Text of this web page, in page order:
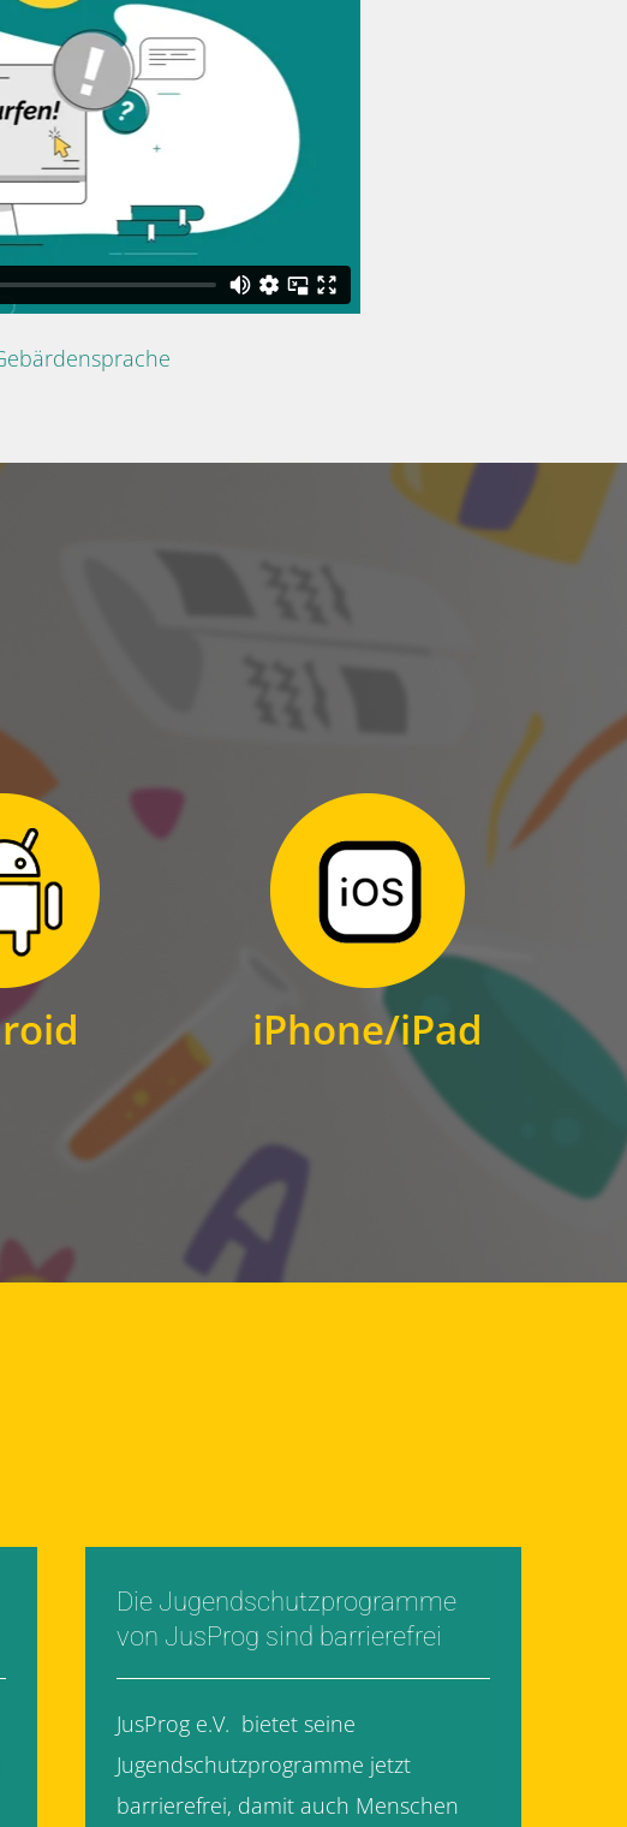
iPhone/iPad
Zum Download
für iPhone und iPad
Die Jugendschutzprogramme
von JusProg sind barrierefrei
JusProg e.V. bietet seine
Jugendschutzprogramme jetzt
barrierefrei, damit auch Menschen